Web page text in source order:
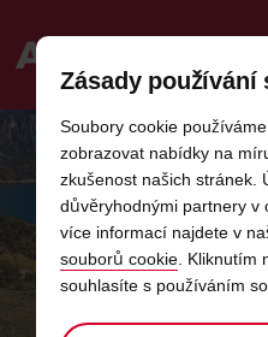
PŮJČOVNA
Rezervujte chytře.
svou cestu ještě dnes a
nulovou
Zásady
Soubory cookie
zobrazovat nabídky na
zkušenost našich stránek.
důvěryhodnými partnery v
více informací najdete v
souborů cookie. Kliknutím
souhlasíte s používáním